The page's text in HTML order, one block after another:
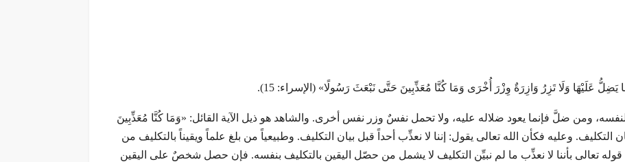
عَلَيْهَا وَلَا تَزِرُ وَازِرَةٌ وِزْرَ أُخْرَى وَمَا كُنَّا مُعَذِّبِينَ حَتَّى نَبْعَثَ رَسُولًا» (الإسراء: 15).
لنفسه، ومن ضلَّ فإنما يعود ضلاله عليه، ولا تحمل نفسٌ وزر نفس أخرى. والشاهد هو ذيل الآية القائل: «وَمَا كُنَّا مُعَذِّبِينَ
وعليه فكأن الله تعالى يقول: إننا لا نعذِّب أحداً قبل بيان التكليف. وطبيعياً من بلغ علماً ويقيناً بالتكليف من
تعالى بأننا لا نعذِّب ما لم نبيِّن التكليف لا يشمل من حصّل اليقين بالتكليف بنفسه. فإن حصل شخصٌ على اليقين